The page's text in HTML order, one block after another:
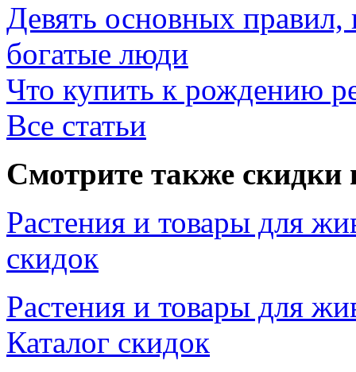
Девять основных
богатые люди
Что купить к рождению
Все статьи
Смотрите также скидки
Растения и товары для
скидок
Растения и товары для
Каталог скидок